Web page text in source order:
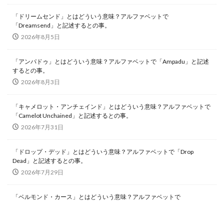
「ドリームセンド」とはどういう意味？アルファベットで
「Dreamsend」と記述するとの事。
2026年8月5日
「アンパドゥ」とはどういう意味？アルファベットで「Ampadu」と記述
するとの事。
2026年8月3日
「キャメロット・アンチェインド」とはどういう意味？アルファベットで
「Camelot Unchained」と記述するとの事。
2026年7月31日
「ドロップ・デッド」とはどういう意味？アルファベットで「Drop
Dead」と記述するとの事。
2026年7月29日
「ベルモンド・カース」とはどういう意味？アルファベットで